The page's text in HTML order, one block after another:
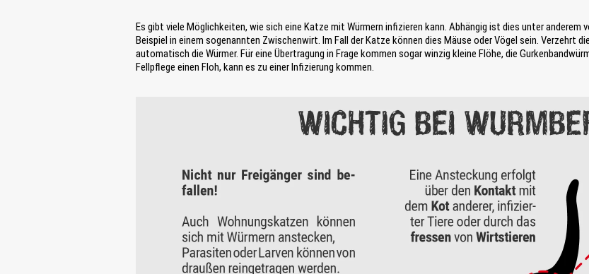
Es gibt viele Möglichkeiten, wie sich eine Katze mit Würmern infizieren kann. Abhängig ist dies unter anderem
Beispiel in einem sogenannten Zwischenwirt. Im Fall der Katze können dies Mäuse oder Vögel sein. Verzehrt
automatisch die Würmer. Für eine Übertragung in Frage kommen sogar winzig kleine Flöhe, die
Fellpflege einen Floh, kann es zu einer Infizierung kommen.